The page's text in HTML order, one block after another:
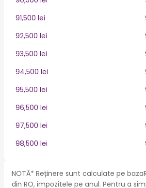
91,500 lei
92,500 lei
93,500 lei
94,500 lei
95,500 lei
96,500 lei
97,500 lei
98,500 lei
NOTĂ* Reținere sunt calculate pe
din RO, impozitele pe anul. Pentru a